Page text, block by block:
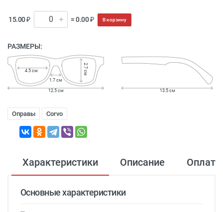
15.00 ₽ = 0.00 ₽ В корзину
РАЗМЕРЫ:
1.7 см
4.5 см 2.7 см
12.5 см 13.5 см
Оправы Corvo
Характеристики Описание Оплата
Основные характеристики